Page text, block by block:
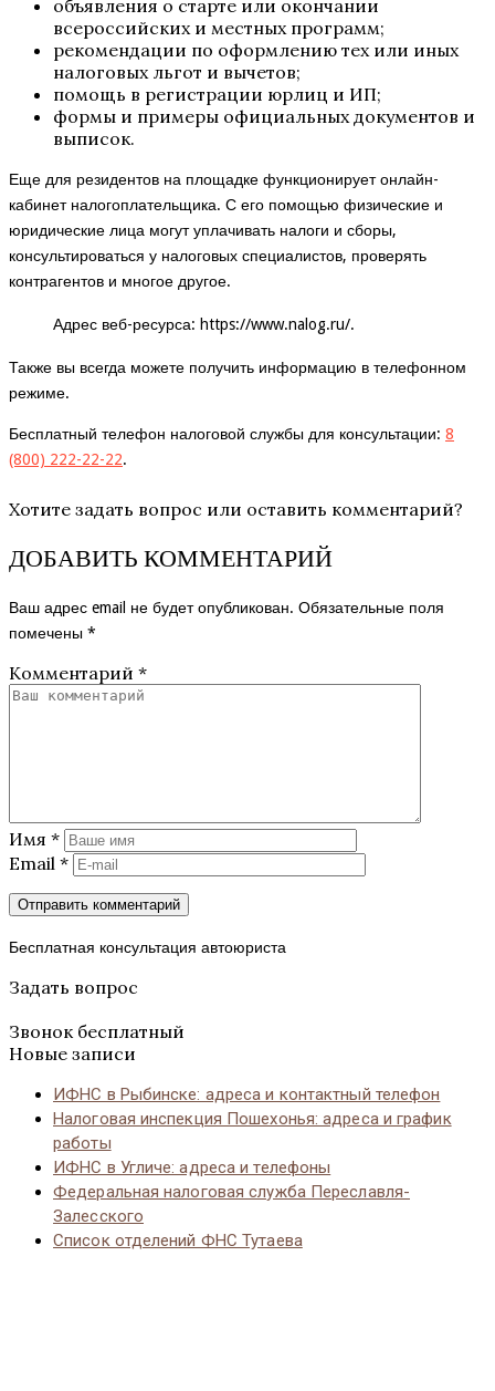
объявления о старте или окончании
всероссийских и местных программ;
рекомендации по оформлению тех или иных
налоговых льгот и вычетов;
помощь в регистрации юрлиц и ИП;
формы и примеры официальных документов и
выписок.
Еще для резидентов на площадке функционирует онлайн-
кабинет налогоплательщика. С его помощью физические и
юридические лица могут уплачивать налоги и сборы,
консультироваться у налоговых специалистов, проверять
контрагентов и многое другое.
Адрес веб-ресурса: https://www.nalog.ru/.
Также вы всегда можете получить информацию в телефонном
режиме.
Бесплатный телефон налоговой службы для консультации: 8
(800) 222-22-22.
Хотите задать вопрос или оставить комментарий?
ДОБАВИТЬ КОММЕНТАРИЙ
Ваш адрес email не будет опубликован. Обязательные поля
помечены *
Комментарий *
Имя *
Email *
Бесплатная консультация автоюриста
Задать вопрос
Звонок бесплатный
Новые записи
ИФНС в Рыбинске: адреса и контактный телефон
Налоговая инспекция Пошехонья: адреса и график
работы
ИФНС в Угличе: адреса и телефоны
Федеральная налоговая служба Переславля-
Залесского
Список отделений ФНС Тутаева